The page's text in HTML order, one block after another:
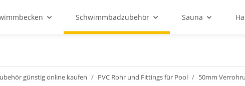
Schwimmbadzubehör Sauna
günstig online kaufen PVC Rohr und Fittings für Pool 50mm